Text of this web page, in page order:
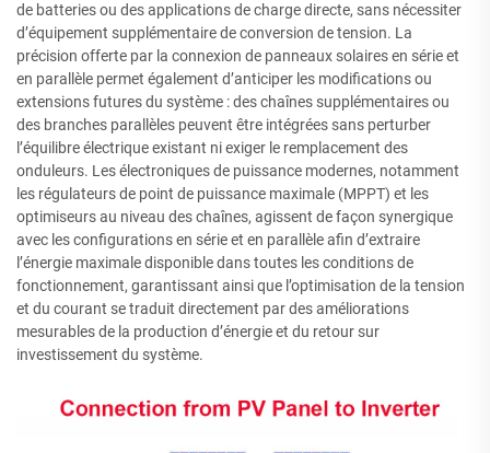
de batteries ou des applications de charge directe, sans nécessiter
d’équipement supplémentaire de conversion de tension. La
précision offerte par la connexion de panneaux solaires en série et
en parallèle permet également d’anticiper les modifications ou
extensions futures du système : des chaînes supplémentaires ou
des branches parallèles peuvent être intégrées sans perturber
l’équilibre électrique existant ni exiger le remplacement des
onduleurs. Les électroniques de puissance modernes, notamment
les régulateurs de point de puissance maximale (MPPT) et les
optimiseurs au niveau des chaînes, agissent de façon synergique
avec les configurations en série et en parallèle afin d’extraire
l’énergie maximale disponible dans toutes les conditions de
fonctionnement, garantissant ainsi que l’optimisation de la tension
et du courant se traduit directement par des améliorations
mesurables de la production d’énergie et du retour sur
investissement du système.